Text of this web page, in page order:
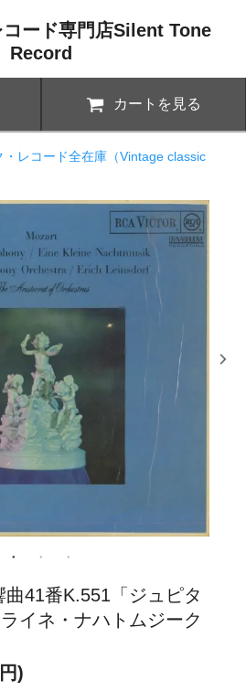
ード専門店Silent Tone
Record
カートを見る
・レコード全在庫（Vintage classic
41番K.551「ジュピタ
イネ・ナハトムジーク
)